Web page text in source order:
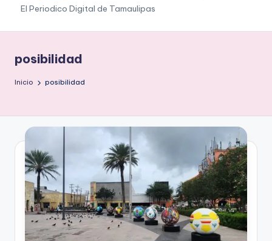
p
e
s
.
p
r
e
s
s
El Periodico Digital de Tamaulipas
posibilidad
Inicio posibilidad